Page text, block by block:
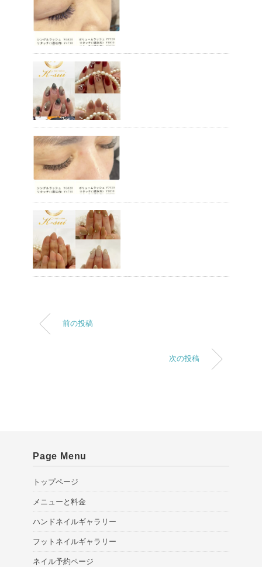
前の投稿
次の投稿
Page Menu
トップページ
メニューと料金
ハンドネイルギャラリー
フットネイルギャラリー
ネイル予約ページ